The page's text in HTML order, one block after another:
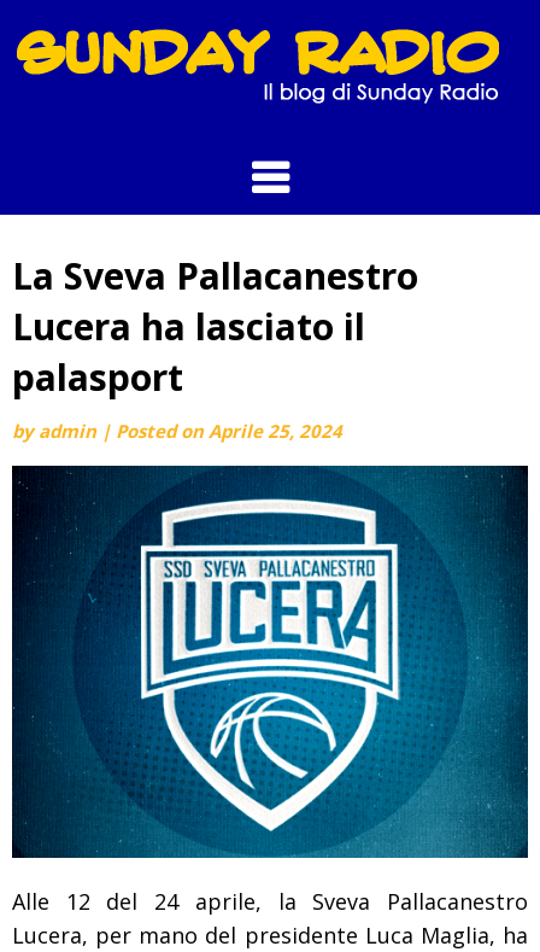
to
content
La Sveva Pallacanestro
Lucera ha lasciato il
palasport
byadmin | Posted onAprile 25, 2024
Alle 12 del 24 aprile, la Sveva Pallacanestro
Lucera, per mano del presidente Luca Maglia, ha